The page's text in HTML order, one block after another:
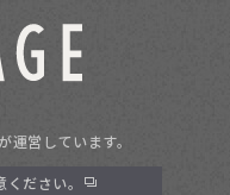
が運営しています。
ださい。